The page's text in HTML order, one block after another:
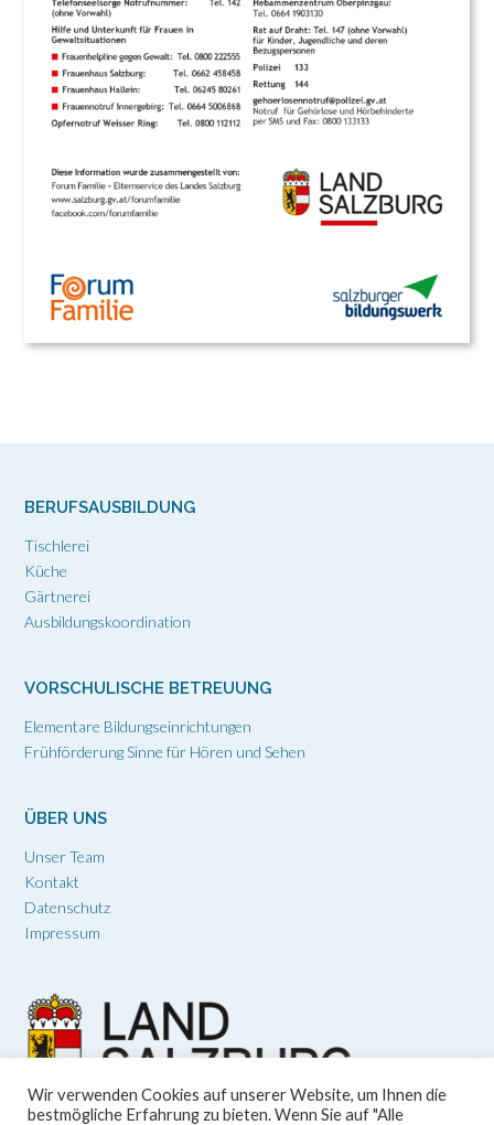
BERUFSAUSBILDUNG
Tischlerei
Küche
Gärtnerei
Ausbildungskoordination
VORSCHULISCHE BETREUUNG
Elementare Bildungseinrichtungen
Frühförderung Sinne für Hören und Sehen
ÜBER UNS
Unser Team
Kontakt
Datenschutz
Impressum
Wir verwenden Cookies auf unserer Website, um Ihnen die
bestmögliche Erfahrung zu bieten. Wenn Sie auf "Alle